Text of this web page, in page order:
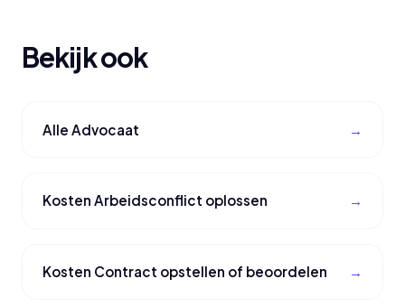
Bekijk ook
Alle Advocaat
Kosten Arbeidsconflict oplossen
Kosten Contract opstellen of beoordelen